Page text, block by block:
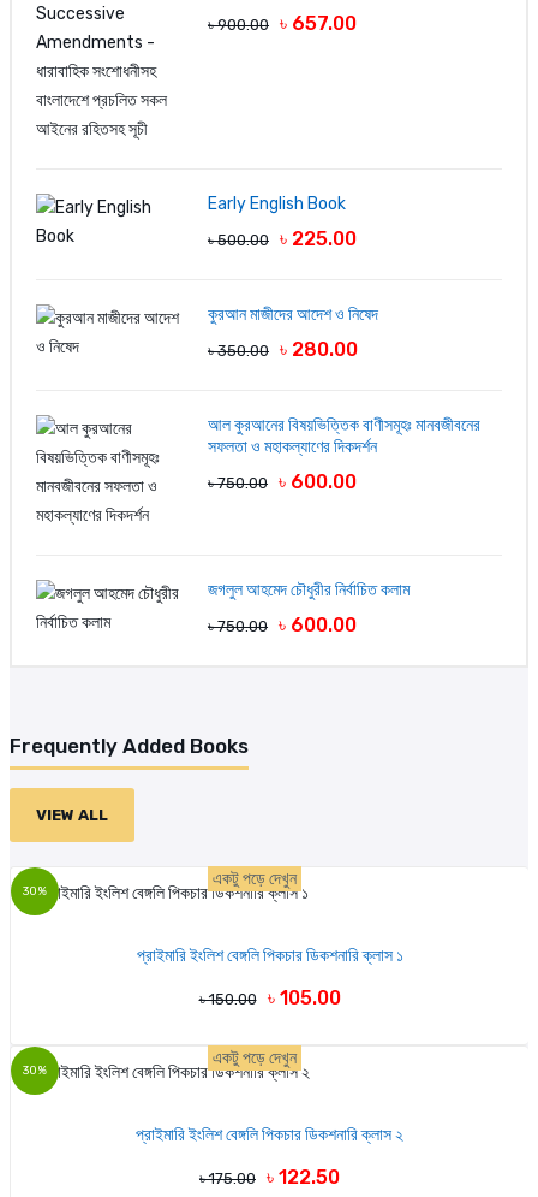
LOGIN FIRST
৳ 900.00 ৳ 657.00
Early English Book
৳ 500.00 ৳ 225.00
কুরআন মাজীদের আদেশ ও নিষেদ
৳ 350.00 ৳ 280.00
আল কুরআনের বিষয়ভিত্তিক বাণীসমূহঃ মানবজীবনের
সফলতা ও মহাকল্যাণের দিকদর্শন
৳ 750.00 ৳ 600.00
জগলুল আহমেদ চৌধুরীর নির্বাচিত কলাম
৳ 750.00 ৳ 600.00
Frequently Added Books
VIEW ALL
30%
একটু পড়ে দেখুন
প্রাইমারি ইংলিশ বেঙ্গলি পিকচার ডিকশনারি ক্লাস ১
৳ 150.00 ৳ 105.00
30%
একটু পড়ে দেখুন
প্রাইমারি ইংলিশ বেঙ্গলি পিকচার ডিকশনারি ক্লাস ২
৳ 175.00 ৳ 122.50